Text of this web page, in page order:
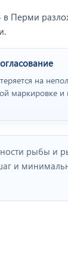
на
маркировке и
рыбы и
и